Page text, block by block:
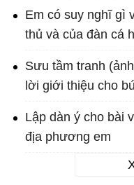
Em có suy nghĩ gì
thủ và của đàn cá
Sưu tầm tranh
lời giới thiệu cho
Lập dàn ý cho bài
địa phương em